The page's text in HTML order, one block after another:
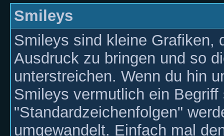
Smileys
Smileys sind kleine Grafiken,
Ausdruck zu bringen und so
unterstreichen. Wenn du hin
Smileys vermutlich ein Begriff
"Standardzeichenfolgen"
umgewandelt. Einfach mal